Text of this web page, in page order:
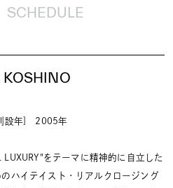
SCHEDULE
設年] 2005年
LUXURY"をテーマに精神的に自立した
ハイテイスト・リアルクロージング